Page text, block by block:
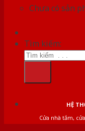
Chưa có sản
Tìm kiếm:
HỆ
Cửa nhà tắm,